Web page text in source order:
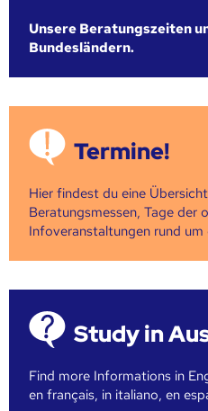
Unsere Beratungszeiten
Bundesländern.
Termine!
Hier findest du eine
Beratungsmessen, Tage der
Infoveranstaltungen rund um
Study in
Find more Informations in
en français, in italiano, en